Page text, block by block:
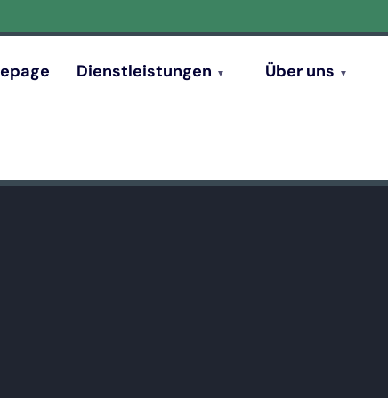
Dienstleistungen Über uns